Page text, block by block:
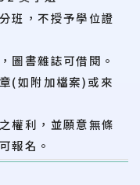
班，不授予學位證
圖書雜誌可借閱。
(如附加檔案)或來
權利，並願意無條
報名。